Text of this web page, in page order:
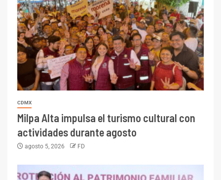
CDMX
Milpa Alta impulsa el turismo cultural con
actividades durante agosto
agosto 5, 2026 FD